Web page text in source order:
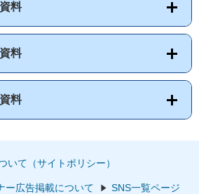
料
料
料
いて（サイトポリシー）
ー広告掲載について SNS一覧ページ